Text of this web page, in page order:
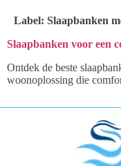
Label: Slaapbanken
Slaapbanken voor een
Ontdek de beste
woonoplossing die